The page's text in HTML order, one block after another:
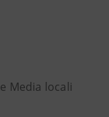
Media locali